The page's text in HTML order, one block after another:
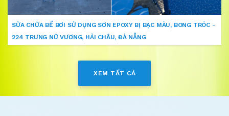
SỬA CHỮA BỂ BƠI SỬ DỤNG SƠN EPOXY BỊ BẠC MÀU, BONG TRÓC -
224 TRƯNG NỮ VƯƠNG, HẢI CHÂU, ĐÀ NẴNG
XEM TẤT CẢ